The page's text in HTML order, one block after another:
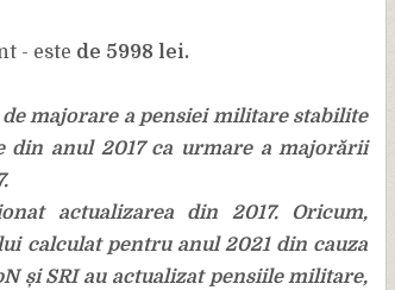
- este de 5998 lei.
majorare a pensiei militare stabilite
din anul 2017 ca urmare a majorării
actualizarea din 2017. Oricum,
calculat pentru anul 2021 din cauza
și SRI au actualizat pensiile militare,